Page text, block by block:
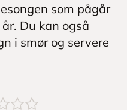
som pågår
Du kan også
i smør og servere